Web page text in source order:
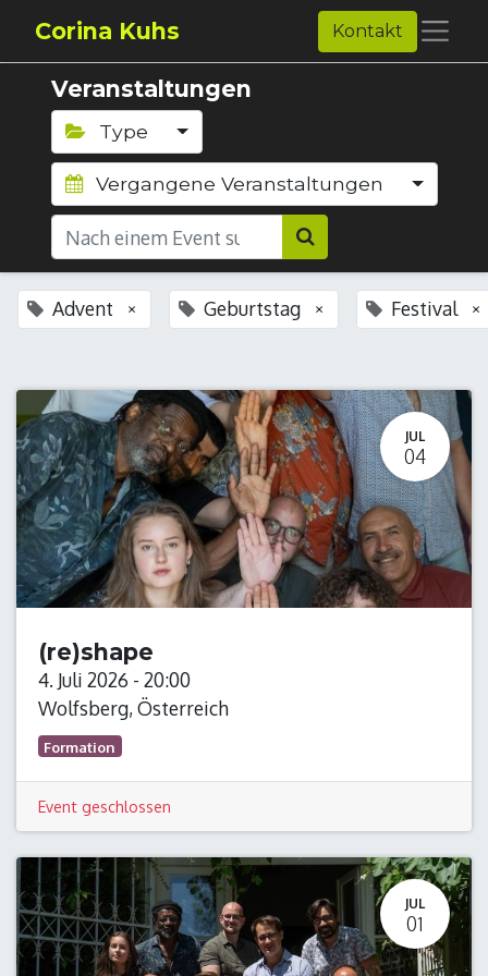
Corina Kuhs Kontakt
Veranstaltungen
Type
Vergangene Veranstaltungen
Advent × Geburtstag × Festival ×
JUL
04
(re)shape
4. Juli 2026 - 20:00
Wolfsberg,Österreich
Formation
Event geschlossen
JUL
01